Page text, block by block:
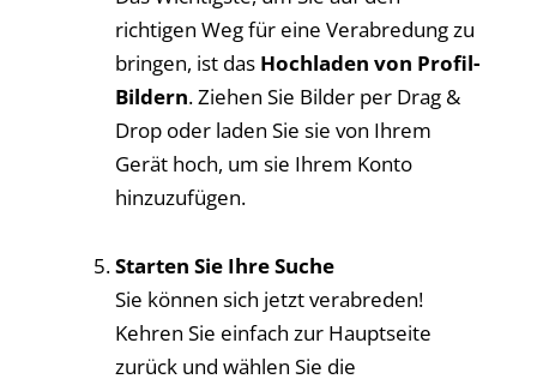
richtigen Weg für eine Verabredung zu
bringen, ist das Hochladen von Profil-
Bildern. Ziehen Sie Bilder per Drag &
Drop oder laden Sie sie von Ihrem
Gerät hoch, um sie Ihrem Konto
hinzuzufügen.
Starten Sie Ihre Suche
Sie können sich jetzt verabreden!
Kehren Sie einfach zur Hauptseite
zurück und wählen Sie die